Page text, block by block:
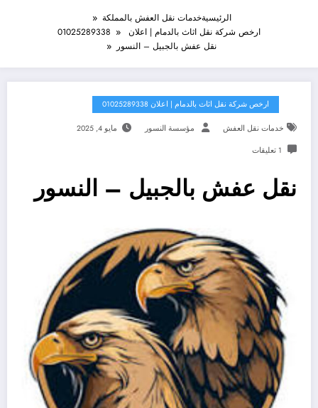
الرئيسيةخدمات نقل العفش بالمملكة
ارخص شركة نقل اثاث بالدمام | اعلان 01025289338
نقل عفش بالجبيل – النسور
ارخص شركة نقل اثاث بالدمام | اعلان 01025289338
خدمات نقل العفش مؤسسة النسور مايو 4, 2025
1 تعليقات
نقل عفش بالجبيل – النسور